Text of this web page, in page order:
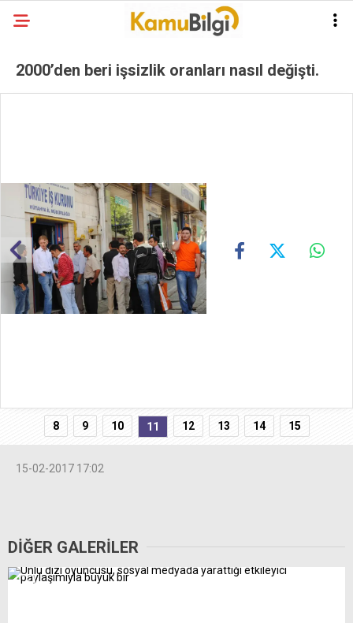
2000’den beri işsizlik oranları nasıl değişti.
8 9 10 11 12 13 14 15
15-02-2017 17:02
DİĞER GALERİLER